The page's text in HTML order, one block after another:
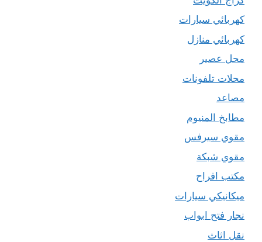
كهربائي سيارات
كهربائي منازل
محل عصير
محلات تلفونات
مصاعد
مطابخ المنيوم
مقوي سيرفس
مقوي شبكة
مكتب افراح
ميكانيكي سيارات
نجار فتح ابواب
نقل اثاث